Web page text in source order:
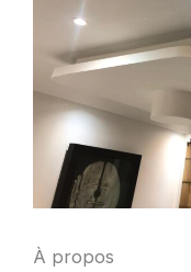
À propos